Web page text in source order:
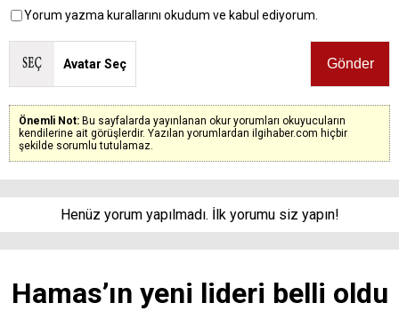
Yorum yazma kurallarını okudum ve kabul ediyorum.
Avatar Seç
Önemli Not: Bu sayfalarda yayınlanan okur yorumları okuyucuların
kendilerine ait görüşlerdir. Yazılan yorumlardan ilgihaber.com hiçbir
şekilde sorumlu tutulamaz.
Henüz yorum yapılmadı. İlk yorumu siz yapın!
Hamas’ın yeni lideri belli oldu